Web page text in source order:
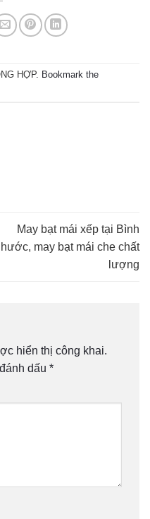
HỢP. Bookmark the
May bạt mái xếp tại Bình
may bạt mái che chất
lượng
hiển thị công khai.
dấu *